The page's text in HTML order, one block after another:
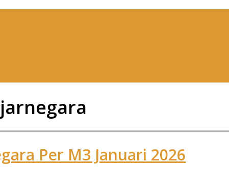
Per M3 Januari 2026